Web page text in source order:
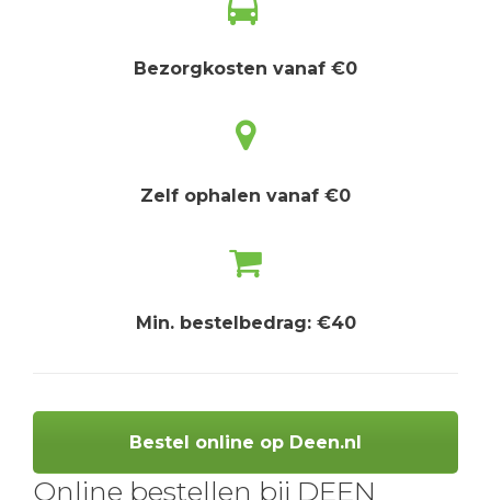
Bezorgkosten vanaf €0
Zelf ophalen vanaf €0
Min. bestelbedrag: €40
Bestel online op Deen.nl
Online bestellen bij DEEN